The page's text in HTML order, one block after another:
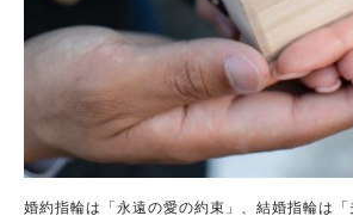
婚約指輪は「永遠の愛の約束」、結婚指輪は